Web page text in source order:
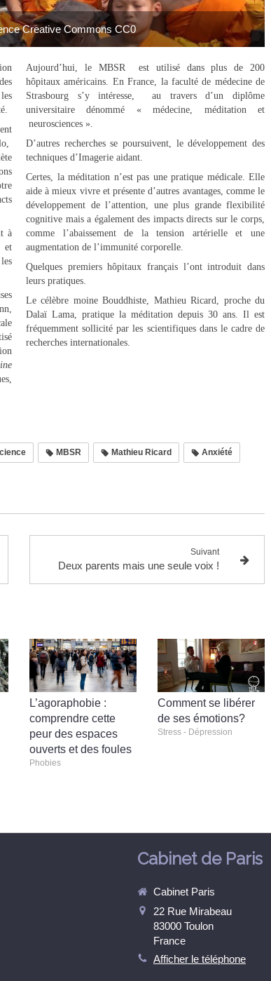
Creative Commons CC0
à
et
Aujourd’hui, le MBSR est utilisé dans plus de 200
hôpitaux américains. En France, la faculté de médecine de
Strasbourg s’y intéresse, au travers d’un diplôme
universitaire dénommé « médecine, méditation et
neurosciences ».
D’autres recherches se poursuivent, le développement des
techniques d’Imagerie aidant.
Certes, la méditation n’est pas une pratique médicale. Elle
aide à mieux vivre et présente d’autres avantages, comme le
développement de l’attention, une plus grande flexibilité
cognitive mais a également des impacts directs sur le corps,
comme l’abaissement de la tension artérielle et une
augmentation de l’immunité corporelle.
Quelques premiers hôpitaux français l’ont introduit dans
leurs pratiques.
Le célèbre moine Bouddhiste, Mathieu Ricard, proche du
Dalaï Lama, pratique la méditation depuis 30 ans. Il est
fréquemment sollicité par les scientifiques dans le cadre de
recherches internationales.
MBSR Mathieu Ricard Anxiété
Suivant
Deux parents mais une seule voix !
L’agoraphobie :
comprendre cette
peur des espaces
ouverts et des foules
Phobies
Comment se libérer
de ses émotions?
Stress - Dépression
Cabinet de Paris
Cabinet Paris
22 Rue Mirabeau
83000 Toulon
France
Afficher le téléphone